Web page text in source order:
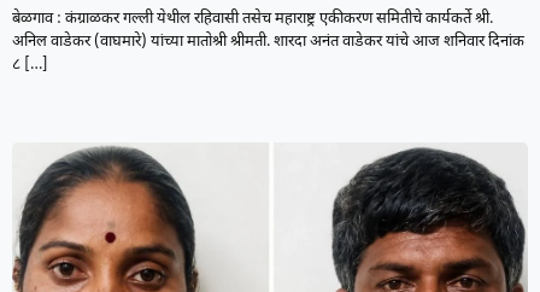
बेळगाव : कंग्राळकर गल्ली येथील रहिवासी तसेच महाराष्ट्र एकीकरण समितीचे कार्यकर्ते श्री.
अनिल वाडेकर (वाघमारे) यांच्या मातोश्री श्रीमती. शारदा अनंत वाडेकर यांचे आज शनिवार दिनांक
८ […]